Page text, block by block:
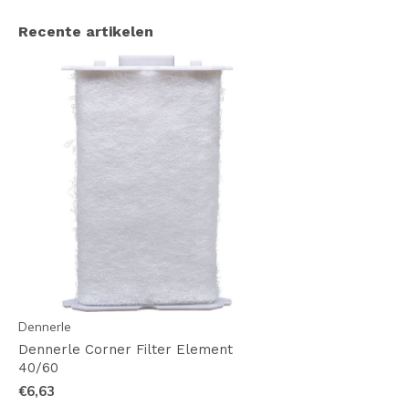
Recente artikelen
Dennerle
Dennerle Corner Filter Element
40/60
€6,63